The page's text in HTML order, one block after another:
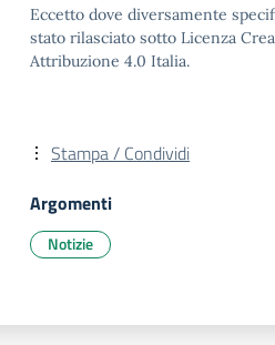
Eccetto dove diversamente
stato rilasciato sotto Licenza
Attribuzione 4.0 Italia.
Stampa / Condividi
Argomenti
Notizie